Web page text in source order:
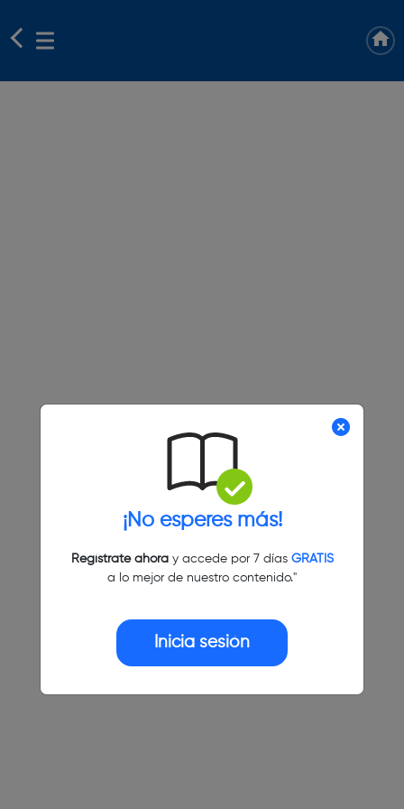
¡No esperes más!
Regístrate ahoray accede por 7 días GRATIS
a lo mejor de nuestro contenido."
Inicia sesión